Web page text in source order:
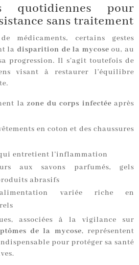
quotidiennes pour
sans traitement
médicaments, certains gestes
la disparition de la mycose ou, au
progression. Il s’agit toutefois de
visant à restaurer l’équilibre
lazone du corps infectée après
en coton et des chaussures
entretient l’inflammation
aux savons parfumés, gels
abrasifs
variée riche en
associées à la vigilance sur
de la mycose, représentent
pour protéger sa santé